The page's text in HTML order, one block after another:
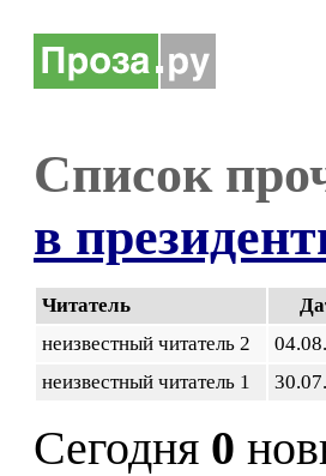
Список
в
Читатель
неизвестный читатель 2
неизвестный читатель 1
Сегодня 0